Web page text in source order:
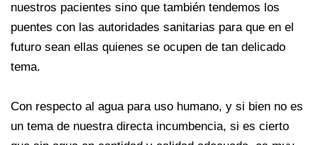
nuestros pacientes sino que también tendemos los
puentes con las autoridades sanitarias para que en el
futuro sean ellas quienes se ocupen de tan delicado
tema.
Con respecto al agua para uso humano, y si bien no es
un tema de nuestra directa incumbencia, si es cierto